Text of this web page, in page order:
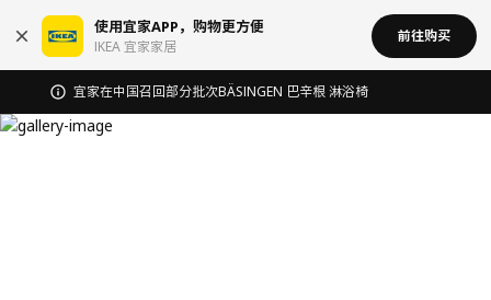
使用宜家APP，购物更方便
IKEA 宜家家居
前往购买
宜家在中国召回部分批次BÄSINGEN 巴辛根 淋浴椅